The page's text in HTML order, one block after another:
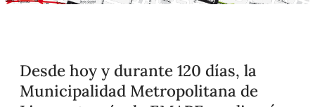
Desde hoy y durante 120 días, la
Municipalidad Metropolitana de